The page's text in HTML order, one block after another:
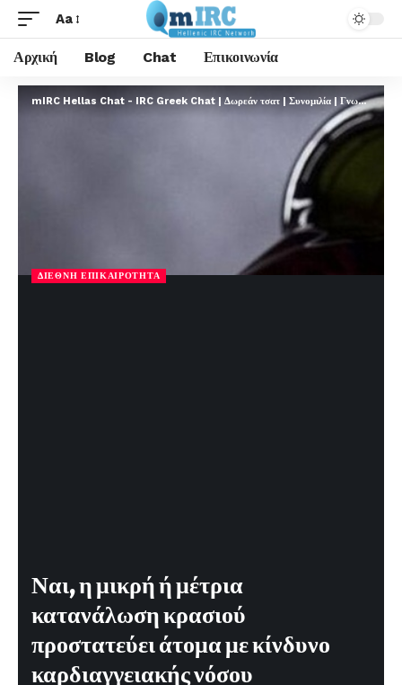
Aa
Αρχική Blog Chat Επικοινωνία
mIRC Hellas Chat - IRC Greek Chat | Δωρεάν τσατ | Συνομιλία | Γνωριμίες | FREE
ΔΙΕΘΝΉ ΕΠΙΚΑΙΡΌΤΗΤΑ
Ναι, η μικρή ή μέτρια
κατανάλωση κρασιού
προστατεύει άτομα με κίνδυνο
καρδιαγγειακής νόσου